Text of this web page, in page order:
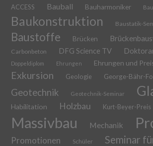
ACCESS Bauball Bauharmoniker
Baukonstruktion Baustatik-
Baustoffe Brücken
Carbonbeton DFG Science TV
Doppeldiplom Ehrungen Ehrungen und
Exkursion Geologie George-Bähr-
Geotechnik Geotechnik-Seminar
Habilitation Holzbau Kurt-Beyer-Preis
Massivbau Mechanik
Promotionen Schüler Seminar